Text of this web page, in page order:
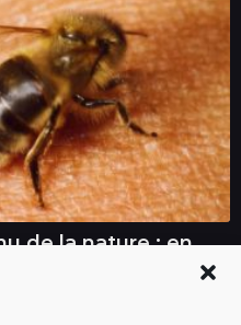
de la nature : en